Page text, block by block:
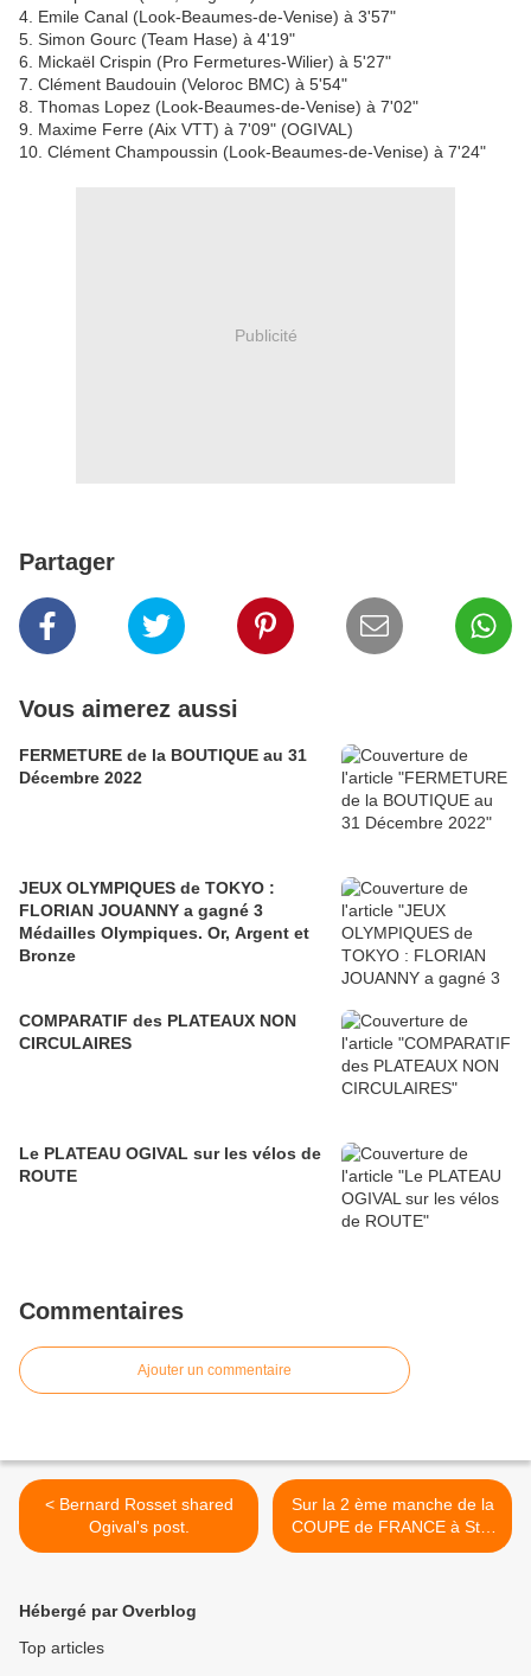
4. Emile Canal (Look-Beaumes-de-Venise) à 3'57"
5. Simon Gourc (Team Hase) à 4'19"
6. Mickaël Crispin (Pro Fermetures-Wilier) à 5'27"
7. Clément Baudouin (Veloroc BMC) à 5'54"
8. Thomas Lopez (Look-Beaumes-de-Venise) à 7'02"
9. Maxime Ferre (Aix VTT) à 7'09" (OGIVAL)
10. Clément Champoussin (Look-Beaumes-de-Venise) à 7'24"
Publicité
Partager
Vous aimerez aussi
FERMETURE de la BOUTIQUE au 31
Décembre 2022
JEUX OLYMPIQUES de TOKYO :
FLORIAN JOUANNY a gagné 3
Médailles Olympiques. Or, Argent et
Bronze
COMPARATIF des PLATEAUX NON
CIRCULAIRES
Le PLATEAU OGIVAL sur les vélos de
ROUTE
Commentaires
Ajouter un commentaire
< Bernard Rosset shared
Ogival's post.
Sur la 2 ème manche de la
COUPE de FRANCE à St...
>
Hébergé par Overblog
Top articles